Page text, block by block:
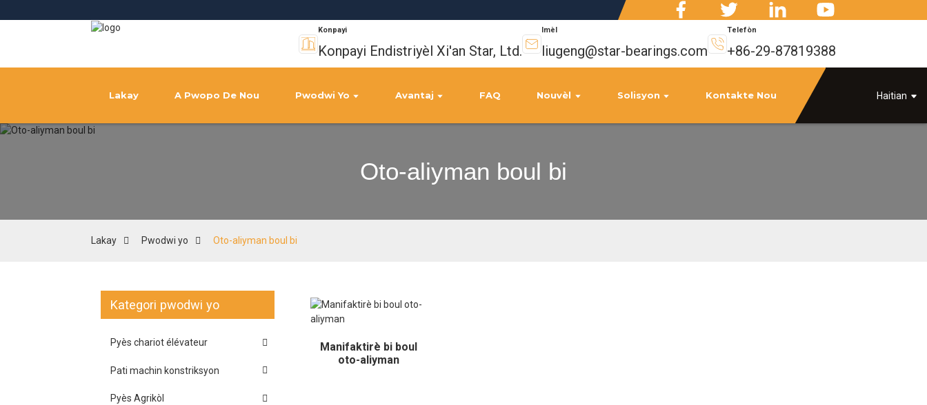
Konpayi
Konpayi Endistriyèl Xi'an Star, Ltd.
Imèl
liugeng@star-bearings.com
Telefòn
+86-29-87819388
Lakay A Pwopo De Nou Pwodwi Yo Avantaj FAQ Nouvèl Solisyon Kontakte Nou Haitian
Oto-aliyman boul bi
Lakay Pwodwi yo Oto-aliyman boul bi
Kategori pwodwi yo
Pyès chariot élévateur
Pati machin konstriksyon
Pyès Agrikòl
Manifaktirè bi boul
oto-aliyman